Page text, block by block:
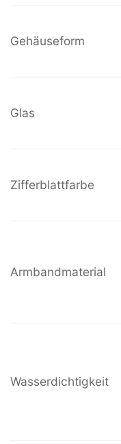
Gehäuseform
Glas
Zifferblattfarbe
Armbandmaterial
Wasserdichtigkeit